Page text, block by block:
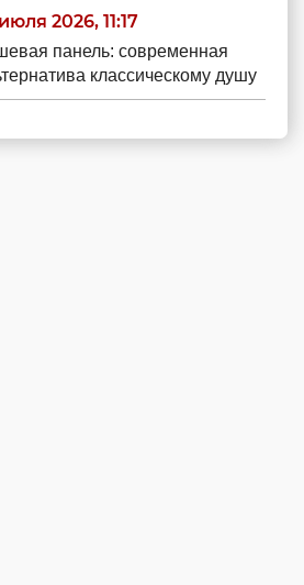
2026, 11:17
панель: современная
классическому душу